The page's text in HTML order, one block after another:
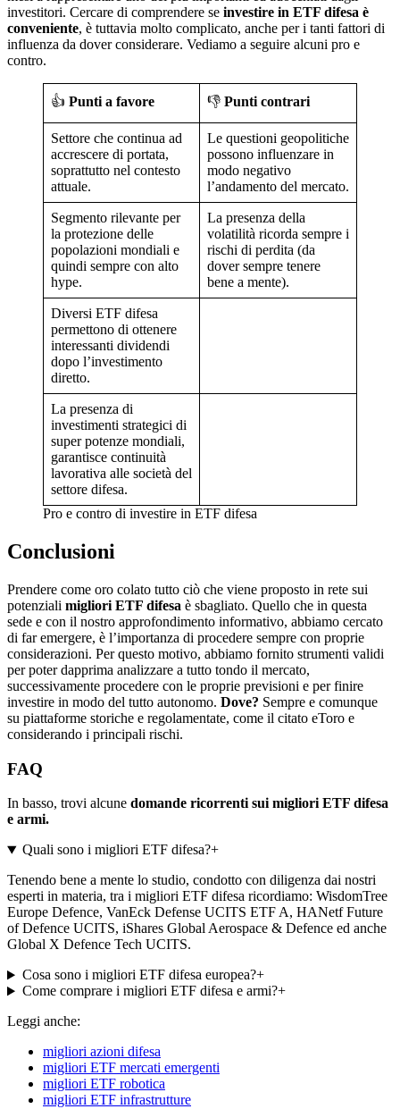
investitori. Cercare di comprendere se investire in ETF difesa è
conveniente, è tuttavia molto complicato, anche per i tanti fattori di
influenza da dover considerare. Vediamo a seguire alcuni pro e
contro.
👍 Punti a favore 👎 Punti contrari
Settore che continua ad
accrescere di portata,
soprattutto nel contesto
attuale.
Le questioni geopolitiche
possono influenzare in
modo negativo
l’andamento del mercato.
Segmento rilevante per
la protezione delle
popolazioni mondiali e
quindi sempre con alto
hype.
La presenza della
volatilità ricorda sempre i
rischi di perdita (da
dover sempre tenere
bene a mente).
Diversi ETF difesa
permettono di ottenere
interessanti dividendi
dopo l’investimento
diretto.
La presenza di
investimenti strategici di
super potenze mondiali,
garantisce continuità
lavorativa alle società del
settore difesa.
Pro e contro di investire in ETF difesa
Conclusioni
Prendere come oro colato tutto ciò che viene proposto in rete sui
potenziali migliori ETF difesa è sbagliato. Quello che in questa
sede e con il nostro approfondimento informativo, abbiamo cercato
di far emergere, è l’importanza di procedere sempre con proprie
considerazioni. Per questo motivo, abbiamo fornito strumenti validi
per poter dapprima analizzare a tutto tondo il mercato,
successivamente procedere con le proprie previsioni e per finire
investire in modo del tutto autonomo. Dove? Sempre e comunque
su piattaforme storiche e regolamentate, come il citato eToro e
considerando i principali rischi.
FAQ
In basso, trovi alcune domande ricorrenti sui migliori ETF difesa
e armi.
Quali sono i migliori ETF difesa?+
Tenendo bene a mente lo studio, condotto con diligenza dai nostri
esperti in materia, tra i migliori ETF difesa ricordiamo: WisdomTree
Europe Defence, VanEck Defense UCITS ETF A, HANetf Future
of Defence UCITS, iShares Global Aerospace & Defence ed anche
Global X Defence Tech UCITS.
Cosa sono i migliori ETF difesa europea?+
Come comprare i migliori ETF difesa e armi?+
Leggi anche:
migliori azioni difesa
migliori ETF mercati emergenti
migliori ETF robotica
migliori ETF infrastrutture